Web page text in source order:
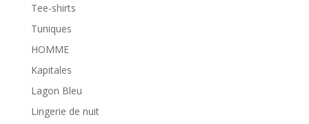
Tee-shirts
Tuniques
HOMME
Kapitales
Lagon Bleu
Lingerie de nuit